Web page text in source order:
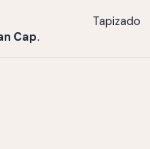
Cap.
Tapizado